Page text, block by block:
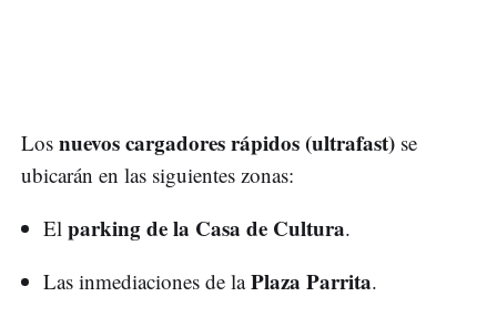
Los nuevos cargadores rápidos (ultrafast) se
ubicarán en las siguientes zonas:
El parking de la Casa de Cultura.
Las inmediaciones de laPlaza Parrita.